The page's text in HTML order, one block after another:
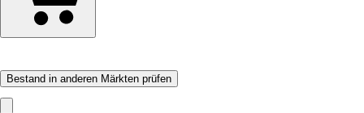
Bestand in anderen Märkten prüfen